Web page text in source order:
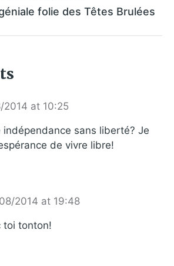
folie des Têtes Brulées
at 10:25
indépendance sans liberté? Je
de vivre libre!
2014 at 19:48
toi tonton!